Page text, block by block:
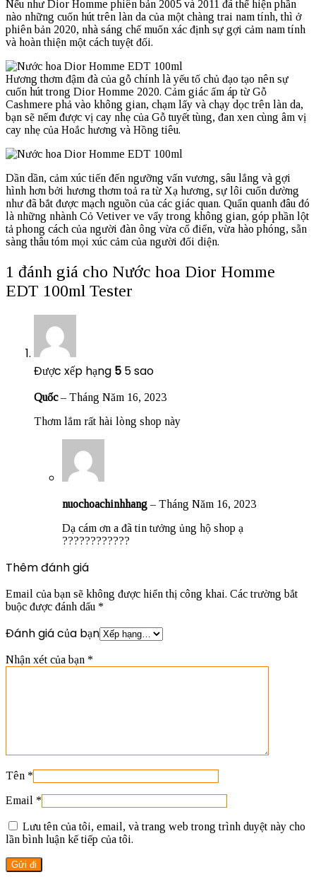
Nếu như Dior Homme phiên bản 2005 và 2011 đã thể hiện phần
nào những cuốn hút trên làn da của một chàng trai nam tính, thì ở
phiên bản 2020, nhà sáng chế muốn xác định sự gợi cảm nam tính
và hoàn thiện một cách tuyệt đối.
Hương thơm đậm đà của gỗ chính là yếu tố chủ đạo tạo nên sự
cuốn hút trong Dior Homme 2020. Cảm giác ấm áp từ Gỗ
Cashmere phả vào không gian, chạm lấy và chạy dọc trên làn da,
bạn sẽ nếm được vị cay nhẹ của Gỗ tuyết tùng, đan xen cùng âm vị
cay nhẹ của Hoắc hương và Hồng tiêu.
Dần dần, cảm xúc tiến đến ngưỡng vấn vương, sâu lắng và gợi
hình hơn bởi hương thơm toả ra từ Xạ hương, sự lôi cuốn dường
như đã bắt được mạch nguồn của các giác quan. Quẩn quanh đâu đó
là những nhành Cỏ Vetiver ve vẩy trong không gian, góp phần lột
tả phong cách của người đàn ông vừa cổ điển, vừa hào phóng, sẵn
sàng thâu tóm mọi xúc cảm của người đối diện.
1 đánh giá cho Nước hoa Dior Homme
EDT 100ml Tester
Được xếp hạng 5 5 sao
Quốc– Tháng Năm 16, 2023
Thơm lắm rất hài lòng shop này
nuochoachinhhang – Tháng Năm 16, 2023
Dạ cám ơn a đã tin tưởng ủng hộ shop ạ
????????????
Thêm đánh giá
Email của bạn sẽ không được hiển thị công khai. Các trường bắt
buộc được đánh dấu *
Đánh giá của bạn
Nhận xét của bạn *
Tên *
Email *
Lưu tên của tôi, email, và trang web trong trình duyệt này cho
lần bình luận kế tiếp của tôi.